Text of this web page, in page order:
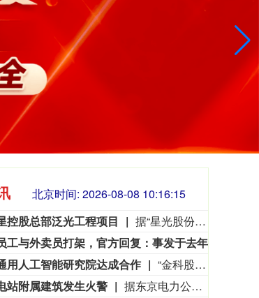
47.56 1.35% 基金指数
北京时间: 2026-08-08 10:16:17
控股总部泛光工程项目
据“星光股份”公众号消息，近日，星光股份成功中标龙星控股总部泛光工程项目。
网传爷爷不泡茶员工与外卖员打架，官方回复：事发于去年，已处罚涉事员工及负责人
用人工智能研究院达成合作
“金科股份”公众号消息，2026年8月，金科地产集团股份有限公司（简称“金科股份”）与重庆通用人工智能研究院在重庆正式签署全方位合作协议。双方将依托通用人工智能前沿技术，落地不动产全场景智慧解决方案，合力打造重庆“人工智能+不动产”产业标杆项目。
站附属建筑发生火警
据东京电力公司消息，当地时间8日15时35分左右，日本福岛第一核电站5号、6号机组服务建筑3、4层的火灾报警器发生启动。东京电力公司于当天16时01分向双叶消防本部报警。随后，消防部门赶赴现场确认，但未发现明火或冒烟。事件对核电站厂区设备没有造成影响，监测点以及厂区边界的尘埃监测仪等所测得的放射线量也未发现异常。（央视新闻）